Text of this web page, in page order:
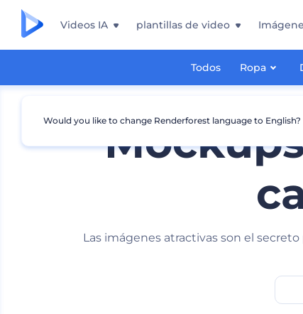
Videos IA plantillas de video
Todos Ropa
Las imágenes atractivas son el
Would you like to change Renderforest language to English?